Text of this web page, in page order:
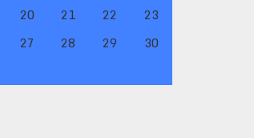
20 21 22
23
27 28 29
30